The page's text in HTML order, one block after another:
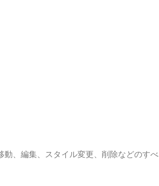
、編集、スタイル変更、削除などのすべ